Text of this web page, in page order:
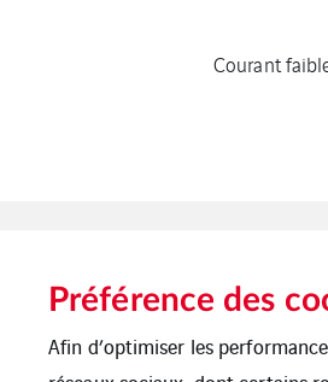
Courant
Préférence des
Afin d’optimiser les